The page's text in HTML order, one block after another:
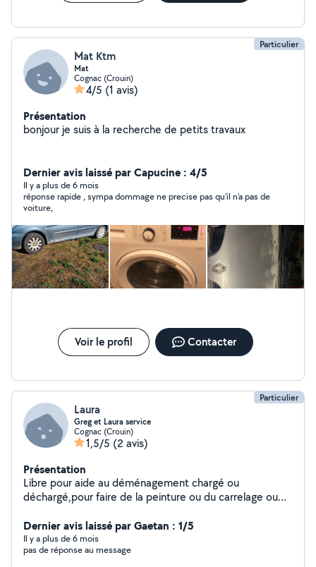
Particulier
Mat Ktm
Mat
Cognac (Crouin)
4/5 (1 avis)
Présentation
bonjour je suis à la recherche de petits travaux
Dernier avis laissé par Capucine : 4/5
Il y a plus de 6 mois
réponse rapide , sympa dommage ne precise pas qu'il n'a pas de
voiture,
Voir le profil Contacter
Particulier
Laura
Greg et Laura service
Cognac (Crouin)
1,5/5 (2 avis)
Présentation
Libre pour aide au déménagement chargé ou
déchargé,pour faire de la peinture ou du carrelage ou
Dernier avis laissé par Gaetan : 1/5
Il y a plus de 6 mois
pas de réponse au message